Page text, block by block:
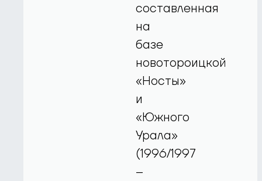
составленная
на
базе
новотороицкой
«Носты»
и
«Южного
Урала»
(1996/1997
–